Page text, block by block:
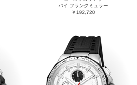
バイ フランクミュラー
￥192,720